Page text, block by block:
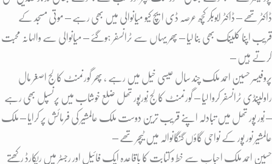
ڈاکٹر تھے – ڈاکٹر ابوبکر کُچھ عرصہ ڈی ایچ کیو میانوالی میں بھی رہے – موتی مسجد کے
قریب اپنا کلینک بھی بنا لیا – پھر یہاں سے ٹرانسفر ہوگئے – میانوالی سے والہانہ محبت
کرتے ہیں –
پروفیسر حسین احمد ملک چند سال عیسی خیل میں رہے ، پھر گورنمنٹ کالج اصغر مال
راولپنڈی ٹرانسفر کروا لیا – گورنمنٹ کالج نُورپور تھل ضلع خوشاب میں پرنسپل بھی رہے
– نُور پور تھل میں تبادلہ اپنے قریب ترین دوست ملک عالمشیر کی فرمائش پر کرایا – ملک
عالمشیر نور پور کے نواحی گاؤں گنگانوالہ میں ٹیچر تھے –
حسین احمد ملک احباب سے خط و کتابت کا باقاعدہ ایک فائیل اور رجسٹر میں ریکارڈ رکھتے